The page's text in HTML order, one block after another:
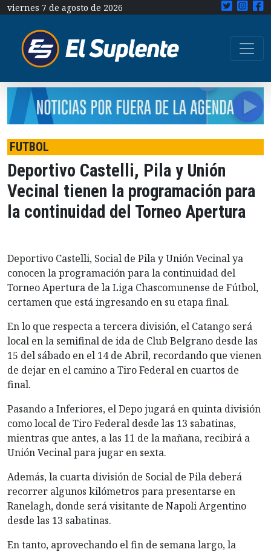
viernes 7 de agosto de 2026
FUTBOL
Deportivo Castelli, Pila y Unión
Vecinal tienen la programación para
la continuidad del Torneo Apertura
Deportivo Castelli, Social de Pila y Unión Vecinal ya
conocen la programación para la continuidad del
Torneo Apertura de la Liga Chascomunense de Fútbol,
certamen que está ingresando en su etapa final.
En lo que respecta a tercera división, el Catango será
local en la semifinal de ida de Club Belgrano desde las
15 del sábado en el 14 de Abril, recordando que vienen
de dejar en el camino a Tiro Federal en cuartos de
final.
Pasando a Inferiores, el Depo jugará en quinta división
como local de Tiro Federal desde las 13 sabatinas,
mientras que antes, a las 11 de la mañana, recibirá a
Unión Vecinal para jugar en sexta.
Además, la cuarta división de Social de Pila deberá
recorrer algunos kilómetros para presentarse en
Ranelagh, donde será visitante de Napoli Argentino
desde las 13 sabatinas.
En tanto, aprovechando el fin de semana largo, la